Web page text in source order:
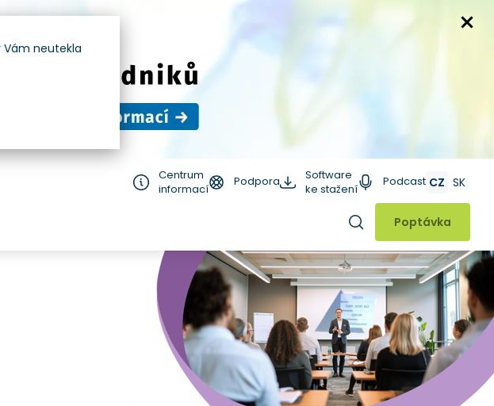
Centrum
informací
Podpora
Software
ke stažení
Podcast CZ SK
Hledat
Poptávka
neutekla